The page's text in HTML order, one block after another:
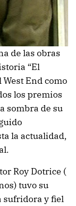
de las obras
“El
West End como
los premios
sombra de su
la actualidad,
Roy Dotrice (
tuvo su
sufridora y fiel